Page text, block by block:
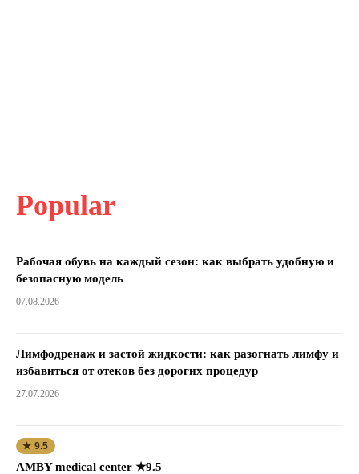
Popular
Рабочая обувь на каждый сезон: как выбрать удобную и
безопасную модель
07.08.2026
Лимфодренаж и застой жидкости: как разогнать лимфу и
избавиться от отеков без дорогих процедур
27.07.2026
★ 9.5
AMBY medical center ★9.5